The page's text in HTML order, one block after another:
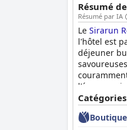
Résumé
Résumé par IA
Le Sirarun
l'hôtel est
déjeuner
l'énorme
leSirarun
nombreux
Catégories
Boutique